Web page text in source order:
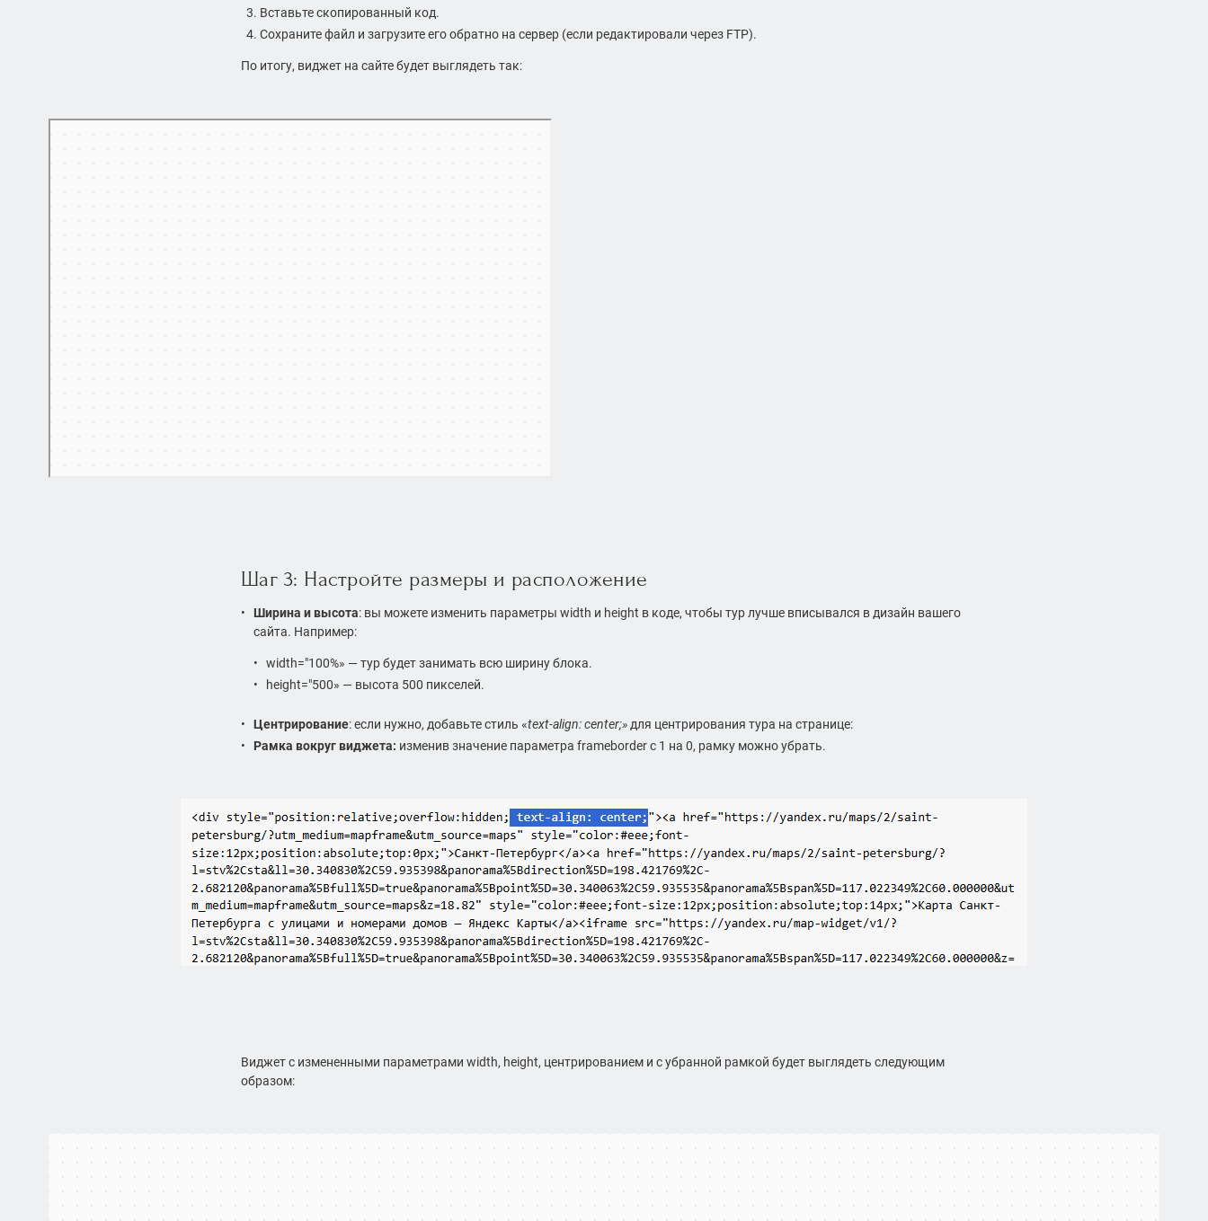
Вставьте скопированный код.
Сохраните файл и загрузите его обратно на сервер (если редактировали через FTP).
По итогу, виджет на сайте будет выглядеть так:
Санкт‑Петербург
Шаг 3: Настройте размеры и расположение
Ширина и высота: вы можете изменить параметры width и height в коде, чтобы тур лучше вписывался в дизайн вашего
сайта. Например:
width="100%» — тур будет занимать всю ширину блока.
height="500» — высота 500 пикселей.
Центрирование: если нужно, добавьте стиль «text-align: center;»для центрирования тура на странице:
Рамка вокруг виджета: изменив значение параметра frameborder с 1 на 0, рамку можно убрать.
Виджет с измененными параметрами width, height, центрированием и с убранной рамкой будет выглядеть следующим
образом: